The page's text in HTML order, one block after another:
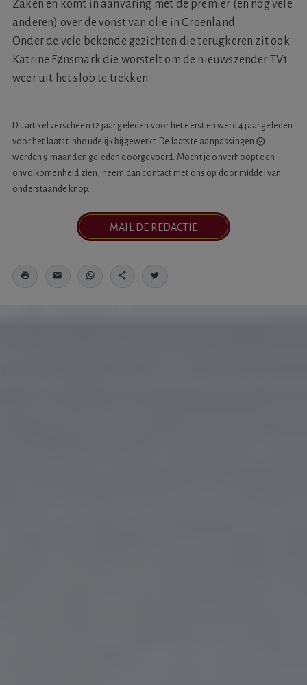
Zaken en komt in aanvaring met de premier (en nog vele
anderen) over de vonst van olie in Groenland.
Onder de vele bekende gezichten die terugkeren zit ook
Katrine Fønsmark die worstelt om de nieuwszender TV1
weer uit het slob te trekken.
Dit artikel verscheen 12 jaar geleden voor het eerst en werd 4 jaar geleden
voor het laatst inhoudelijk bijgewerkt. De laatste aanpassingen
werden 9 maanden geleden doorgevoerd. Mocht je onverhoopt een
onvolkomenheid zien, neem dan contact met ons op door middel van
onderstaande knop.
MAIL DE REDACTIE